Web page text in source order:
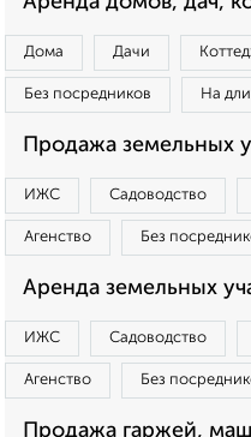
Дома Дачи
Без посредников На
Продажа земельных
ИЖС Садоводство
Агенство Без
Аренда земельных
ИЖС Садоводство
Агенство Без
Продажа гаржей,